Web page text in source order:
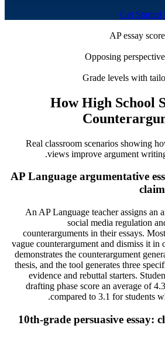
Get Started
AP essay
Opposing
Grade levels with
HowHigh School
Real classroom scenarios showing
views improve argument
.
AP Language argumentative
An AP Language teacher assigns an
social media regulation
counterarguments in their essays.
vague counterargument and dismiss it in
demonstrates the counterargument
thesis, and the tool generates three
evidence and rebuttal starters.
drafting phase score an average of
compared to 3.1 for students
10th-grade persuasive essay: